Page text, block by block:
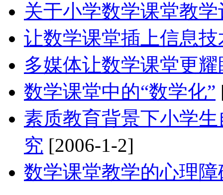
关于小学数学课堂教
让数学课堂插上信息
多媒体让数学课堂更耀
数学课堂中的“数学化”
素质教育背景下小学
究 [2006-1-2]
数学课堂教学的心理